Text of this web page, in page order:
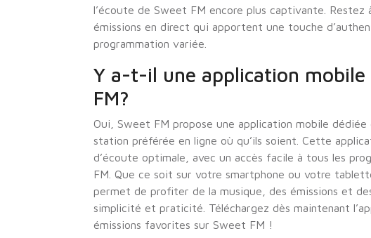
l’écoute de Sweet FM encore plus captivante. Restez
émissions en direct qui apportent une touche
programmation variée.
Y a-t-il une application
FM?
Oui, Sweet FM propose une application mobile
station préférée en ligne où qu’ils soient. Cette
d’écoute optimale, avec un accès facile à tous les
FM. Que ce soit sur votre smartphone ou votre
permet de profiter de la musique, des émissions et
simplicité et praticité. Téléchargez dès maintenant
émissions favorites sur Sweet FM !